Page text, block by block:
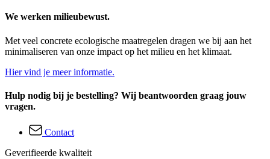
We werken milieubewust.
Met veel concrete ecologische maatregelen dragen we bij aan het
minimaliseren van onze impact op het milieu en het klimaat.
Hier vind je meer informatie.
Hulp nodig bij je bestelling? Wij beantwoorden graag jouw
vragen.
Contact
Geverifieerde kwaliteit